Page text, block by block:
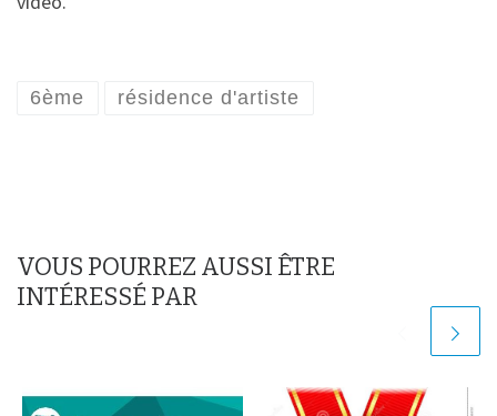
6ème résidence d'artiste
VOUS POURREZ AUSSI ÊTRE
INTÉRESSÉ PAR